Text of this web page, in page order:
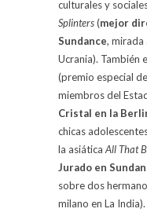
culturales y
Splinters(mejor
Sundance, mirada
Ucrania). También
(premio especial
miembros del
Cristal en la
chicas
la asiática All That
Jurado en
sobre dos
milano en La India).